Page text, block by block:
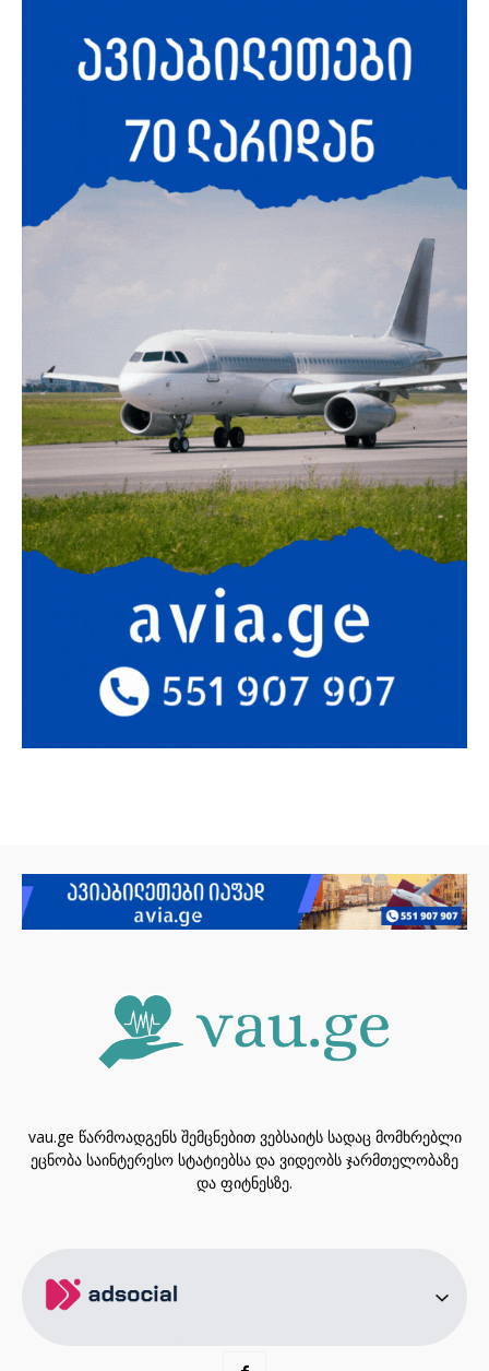
vau.ge წარმოადგენს შემცნებით ვებსაიტს სადაც მომხრებლი
ეცნობა საინტერესო სტატიებსა და ვიდეობს ჯარმთელობაზე
და ფიტნესზე.